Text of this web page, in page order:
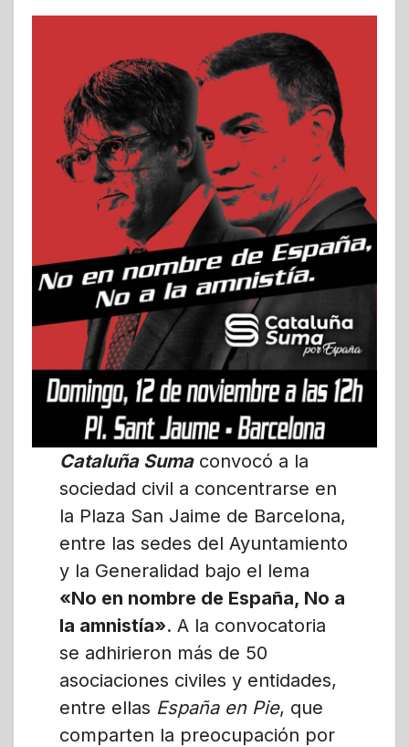
Cataluña Sumaconvocó a la
sociedad civil a concentrarse en
la Plaza San Jaime de Barcelona,
entre las sedes del Ayuntamiento
y la Generalidad bajo el lema
«No en nombre de España, No a
la amnistía». A la convocatoria
se adhirieron más de 50
asociaciones civiles y entidades,
entre ellas España en Pie, que
comparten la preocupación por